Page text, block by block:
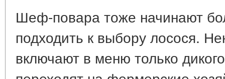
Шеф-повара тоже начинают
подходить к выбору лосося.
включают в меню только